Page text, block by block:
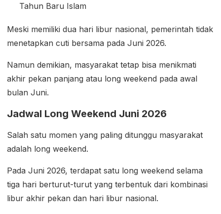
Tahun Baru Islam
Meski memiliki dua hari libur nasional, pemerintah tidak
menetapkan cuti bersama pada Juni 2026.
Namun demikian, masyarakat tetap bisa menikmati
akhir pekan panjang atau long weekend pada awal
bulan Juni.
Jadwal Long Weekend Juni 2026
Salah satu momen yang paling ditunggu masyarakat
adalah long weekend.
Pada Juni 2026, terdapat satu long weekend selama
tiga hari berturut-turut yang terbentuk dari kombinasi
libur akhir pekan dan hari libur nasional.